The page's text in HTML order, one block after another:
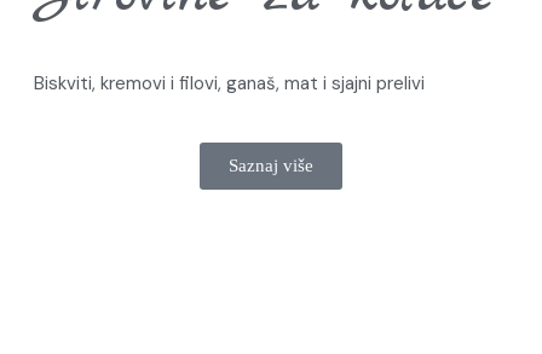
Biskviti, kremovi i filovi, ganaš, mat i sjajni prelivi
Saznaj više